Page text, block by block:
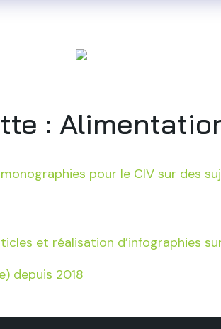
:
pour le CIV sur des
et réalisation d’infographies
depuis 2018